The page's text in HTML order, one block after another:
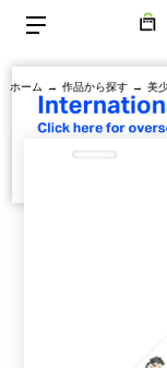
ホーム → 作品から探す → 美